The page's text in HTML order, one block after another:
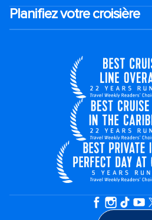
Planifiez votre croisière